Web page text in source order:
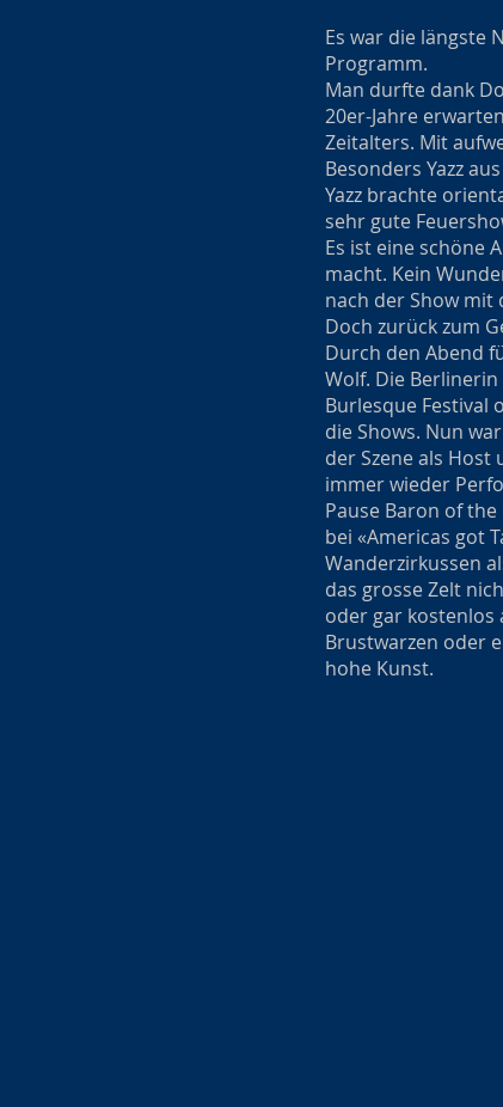
Es war die längste
Programm.
Man durfte dank
20er-Jahre
Zeitalters. Mit
Besonders Yazz
Yazz brachte
sehr gute
Es ist eine schöne
macht. Kein
nach der Show mit
Doch zurück zum
Durch den Abend
Wolf. Die
Burlesque Festival
die Shows. Nun
der Szene als
immer wieder
Pause Baron of
bei «Americas got
Wanderzirkussen
das grosse Zelt
oder gar kostenlos
Brustwarzen oder
hohe Kunst.